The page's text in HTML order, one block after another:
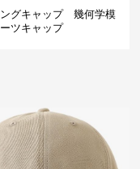
グキャップ 幾何学模
ツキャップ